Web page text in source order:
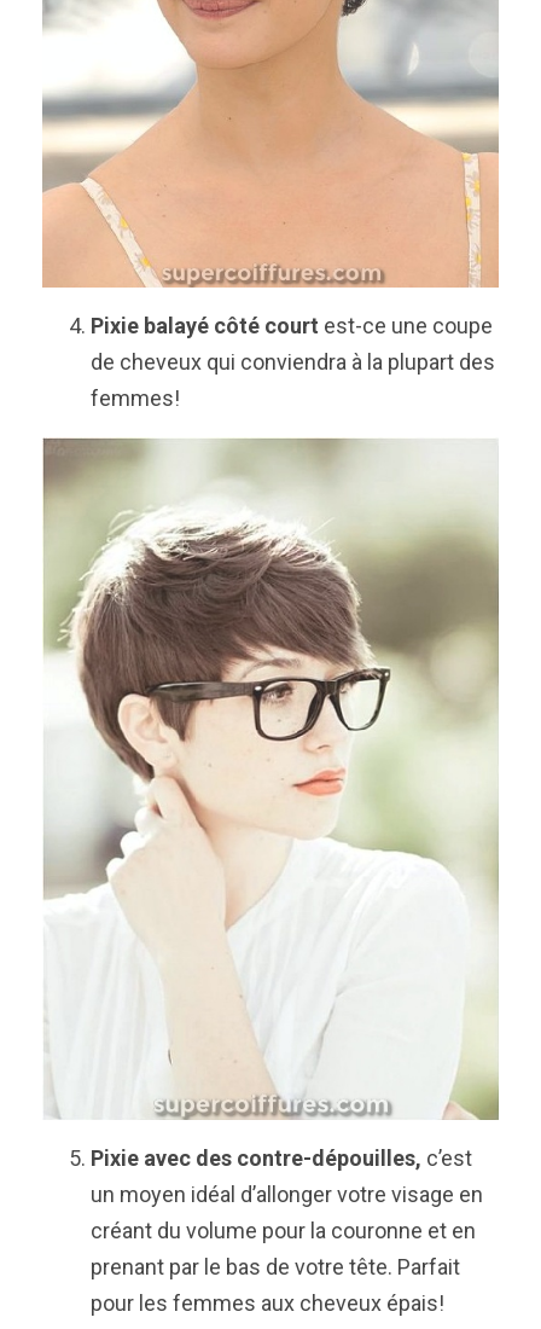
Pixie balayé côté court est-ce une coupe
de cheveux qui conviendra à la plupart des
femmes!
Pixie avec des contre-dépouilles, c’est
un moyen idéal d’allonger votre visage en
créant du volume pour la couronne et en
prenant par le bas de votre tête. Parfait
pour les femmes aux cheveux épais!